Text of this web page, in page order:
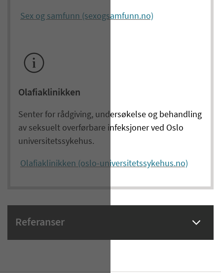
Sex og samfunn (sexogsamfunn.no)
Olafiaklinikken
Senter for rådgiving, undersøkelse og behandling
av seksuelt overførbare infeksjoner ved Oslo
universitetssykehus.
Olafiaklinikken (oslo-universitetssykehus.no)
Referanser